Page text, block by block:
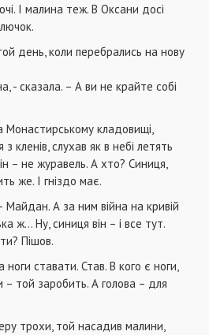
І малина теж. В Оксани досі
день, коли перебрались на нову
- сказала. – А ви не крайте собі
Монастирському кладовищі,
кленів, слухав як в небі летять
– не журавель. А хто? Синиця,
же. І гніздо має.
Майдан. А за ним війна на кривій
ж… Ну, синиця він – і все тут.
Пішов.
ноги ставати. Став. В кого є ноги,
– той заробить. А голова – для
трохи, той насадив малини,